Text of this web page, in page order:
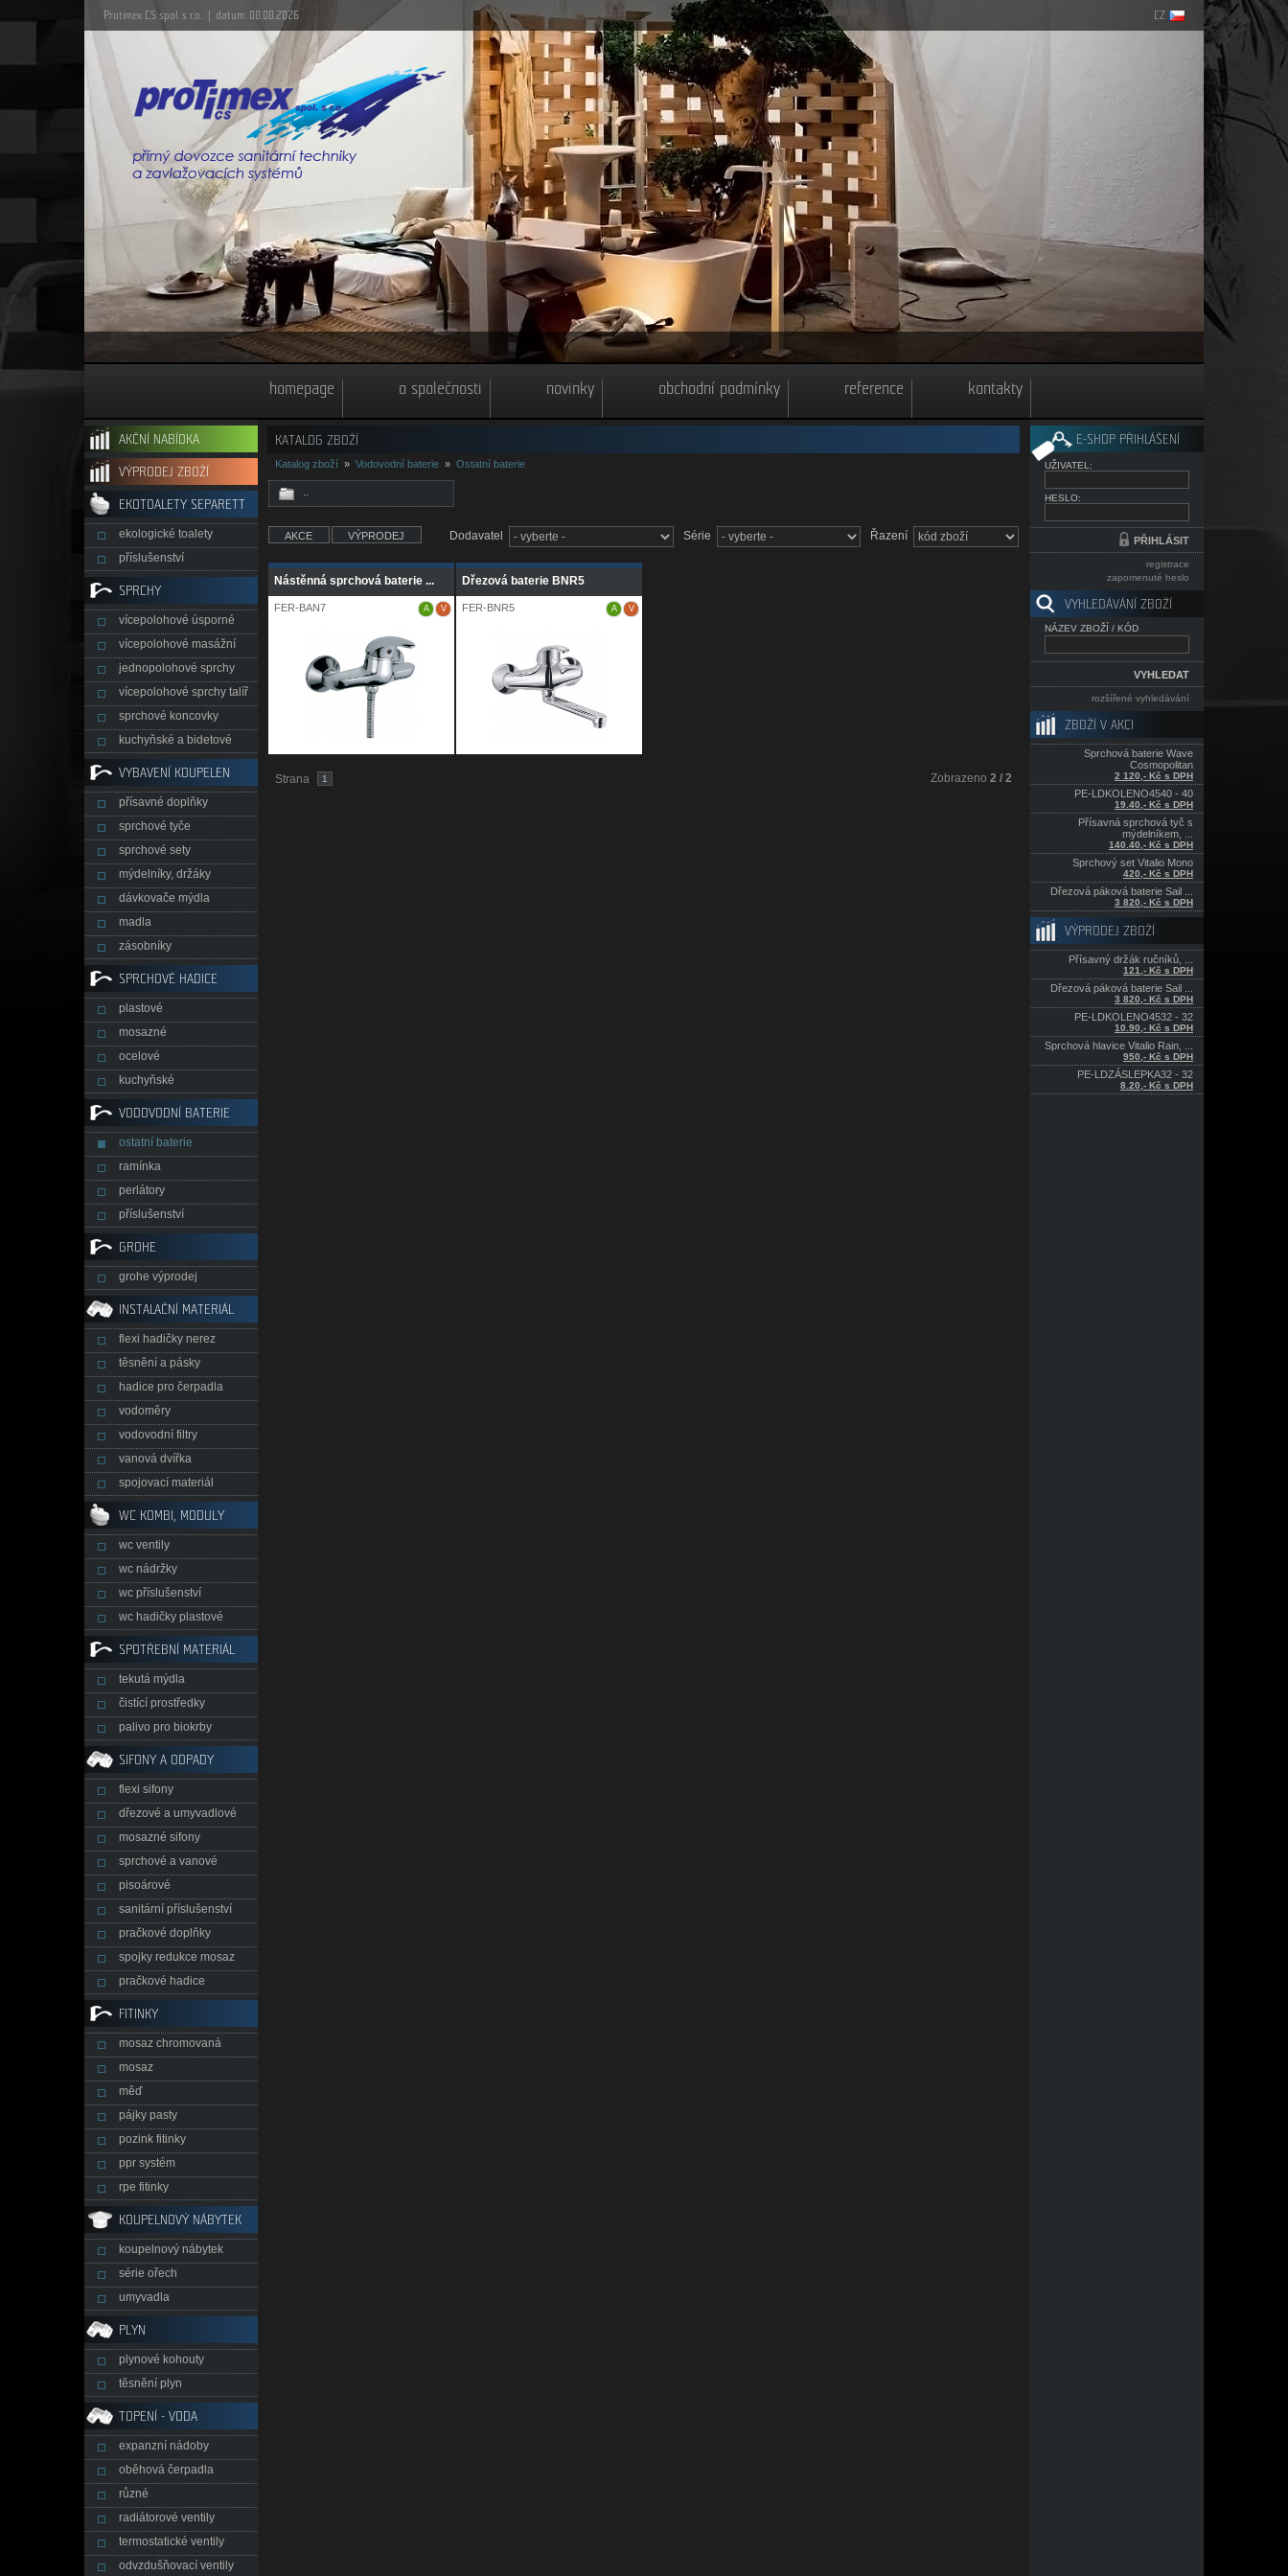
Protimex CS spol. s r.o. | datum: 08.08.2026 CZ
homepage o společnosti novinky obchodní podmínky reference kontakty
AKČNÍ NABÍDKA
VÝPRODEJ ZBOŽÍ
EKOTOALETY SEPARETT
ekologické toalety
příslušenství
SPRCHY
vícepolohové úsporné
vícepolohové masážní
jednopolohové sprchy
vícepolohové sprchy talíř
sprchové koncovky
kuchyňské a bidetové
VYBAVENÍ KOUPELEN
přísavné doplňky
sprchové tyče
sprchové sety
mýdelníky, držáky
dávkovače mýdla
madla
zásobníky
SPRCHOVÉ HADICE
plastové
mosazné
ocelové
kuchyňské
VODOVODNÍ BATERIE
ostatní baterie
ramínka
perlátory
příslušenství
GROHE
grohe výprodej
INSTALAČNÍ MATERIÁL
flexi hadičky nerez
těsnění a pásky
hadice pro čerpadla
vodoměry
vodovodní filtry
vanová dvířka
spojovací materiál
WC KOMBI, MODULY
wc ventily
wc nádržky
wc příslušenství
wc hadičky plastové
SPOTŘEBNÍ MATERIÁL
tekutá mýdla
čistící prostředky
palivo pro biokrby
SIFONY A ODPADY
flexi sifony
dřezové a umyvadlové
mosazné sifony
sprchové a vanové
pisoárové
sanitární příslušenství
pračkové doplňky
spojky redukce mosaz
pračkové hadice
FITINKY
mosaz chromovaná
mosaz
měď
pájky pasty
pozink fitinky
ppr systém
rpe fitinky
KOUPELNOVÝ NÁBYTEK
koupelnový nábytek
série ořech
umyvadla
PLYN
plynové kohouty
těsnění plyn
TOPENÍ - VODA
expanzní nádoby
oběhová čerpadla
různé
radiátorové ventily
termostatické ventily
odvzdušňovací ventily
KATALOG ZBOŽÍ
Katalog zboží » Vodovodní baterie » Ostatní baterie
..
Řazení
Série
Dodavatel
AKCE VÝPRODEJ
Nástěnná sprchová baterie ...
FER-BAN7 A V
Dřezová baterie BNR5
FER-BNR5 A V
Zobrazeno 2 / 2
Strana 1
E-SHOP PŘIHLÁŠENÍ
UŽIVATEL:
HESLO:
registrace
zapomenuté heslo
VYHLEDÁVÁNÍ ZBOŽÍ
NÁZEV ZBOŽÍ / KÓD
rozšířené vyhledávání
ZBOŽÍ V AKCI
Sprchová baterie Wave
Cosmopolitan
2 120,- Kč s DPH
PE-LDKOLENO4540 - 40
19.40,- Kč s DPH
Přísavná sprchová tyč s
mýdelníkem, ...
140.40,- Kč s DPH
Sprchový set Vitalio Mono
420,- Kč s DPH
Dřezová páková baterie Sail ...
3 820,- Kč s DPH
VÝPRODEJ ZBOŽÍ
Přísavný držák ručníků, ...
121,- Kč s DPH
Dřezová páková baterie Sail ...
3 820,- Kč s DPH
PE-LDKOLENO4532 - 32
10.90,- Kč s DPH
Sprchová hlavice Vitalio Rain, ...
950,- Kč s DPH
PE-LDZÁSLEPKA32 - 32
8.20,- Kč s DPH